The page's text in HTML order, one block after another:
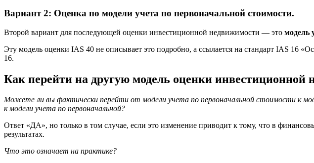
Вариант 2: Оценка по модели учета по первоначальной стоимости.
Второй вариант для последующей оценки инвестиционной недвижимости — это модель
Эту модель оценки IAS 40 не описывает это подробно, а ссылается на стандарт IAS 16
16.
Как перейти на другую модель оценки инвестиционной
Можете ли вы фактически перейти от модели учета по первоначальной стоимости к
к модели учета по первоначальной?
Ответ «ДА», но только в том случае, если это изменение приводит к тому, что в
результатах.
Что это означает на практике?